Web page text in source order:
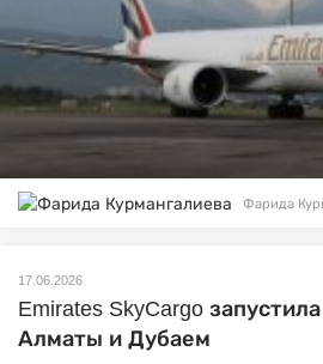
Фарида
17.06.2026
Emirates SkyCargo
Алматы и Дубаем